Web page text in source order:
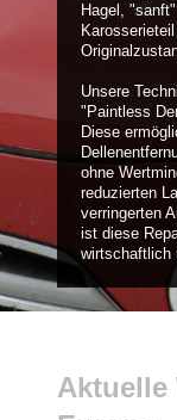
Hagel,
Unsere
"Paintless
Diese
ohne
reduzierten
verringerten
ist diese
wirtschaftlich
Aktuelle